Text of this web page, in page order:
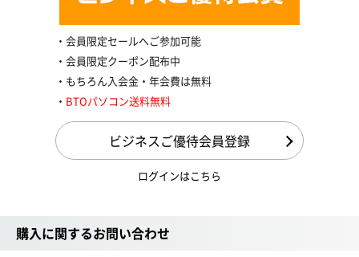
会員限定セールへご参加可能
会員限定クーポン配布中
もちろん入会金・年会費は無料
BTOパソコン送料無料
ビジネスご優待会員登録
ログインはこちら
購入に関するお問い合わせ